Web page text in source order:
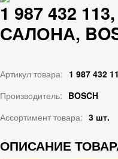
1 987 432
САЛОНА,
Артикул товара: 1 987 432
Производитель: BOSCH
Ассортимент товара: 3 шт.
ОПИСАНИЕ